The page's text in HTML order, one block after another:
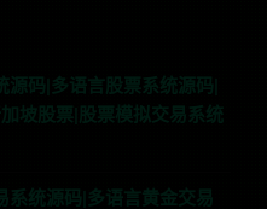
源码|多语言股票系统源码|
坡股票|股票模拟交易系统
系统源码|多语言黄金交易